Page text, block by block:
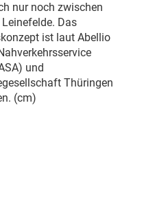
nur noch zwischen
Das
ist laut Abellio
und
Thüringen
(cm)